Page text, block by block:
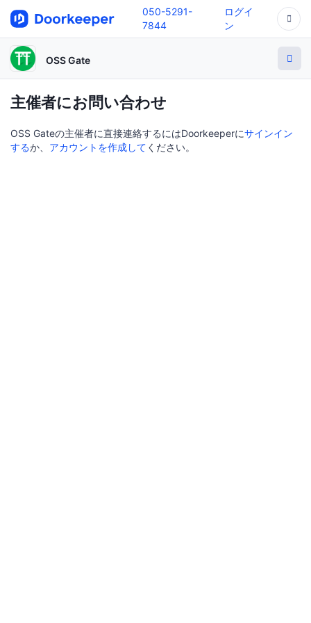
050-5291-
7844
ログイ
ン
OSS Gate
主催者にお問い合わせ
OSS Gateの主催者に直接連絡するにはDoorkeeperにサインイン
するか、 アカウントを作成して ください。